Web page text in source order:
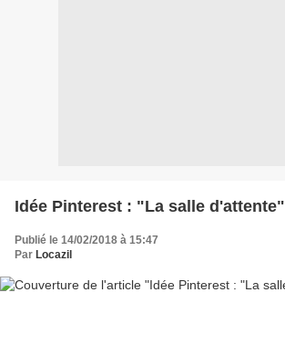
Idée Pinterest : "La salle d'attente"
Publié le 14/02/2018 à 15:47
Par Locazil